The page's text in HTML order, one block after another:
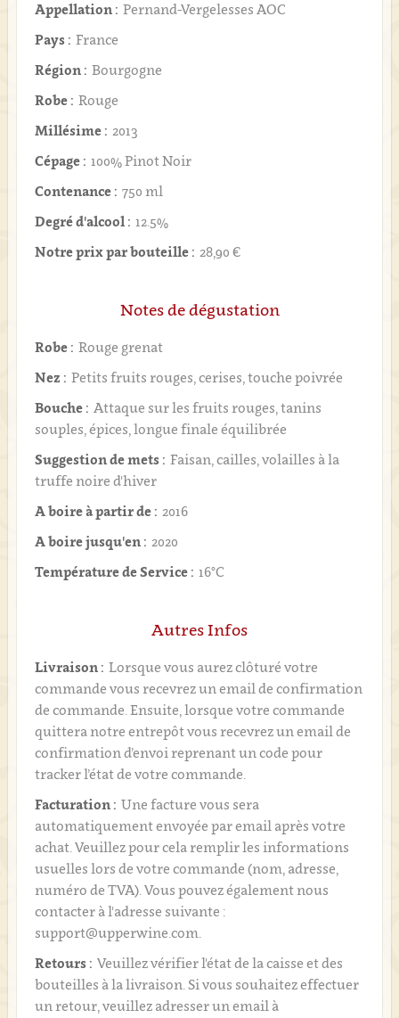
Appellation : Pernand-Vergelesses AOC
Pays : France
Région : Bourgogne
Robe : Rouge
Millésime : 2013
Cépage : 100% Pinot Noir
Contenance : 750 ml
Degré d'alcool : 12.5%
Notre prix par bouteille : 28,90 €
Notes de dégustation
Robe : Rouge grenat
Nez : Petits fruits rouges, cerises, touche poivrée
Bouche : Attaque sur les fruits rouges, tanins
souples, épices, longue finale équilibrée
Suggestion de mets : Faisan, cailles, volailles à la
truffe noire d'hiver
A boire à partir de : 2016
A boire jusqu'en : 2020
Température de Service : 16°C
Autres Infos
Livraison : Lorsque vous aurez clôturé votre
commande vous recevrez un email de confirmation
de commande. Ensuite, lorsque votre commande
quittera notre entrepôt vous recevrez un email de
confirmation d’envoi reprenant un code pour
tracker l’état de votre commande.
Facturation : Une facture vous sera
automatiquement envoyée par email après votre
achat. Veuillez pour cela remplir les informations
usuelles lors de votre commande (nom, adresse,
numéro de TVA). Vous pouvez également nous
contacter à l'adresse suivante :
support@upperwine.com.
Retours : Veuillez vérifier l'état de la caisse et des
bouteilles à la livraison. Si vous souhaitez effectuer
un retour, veuillez adresser un email à